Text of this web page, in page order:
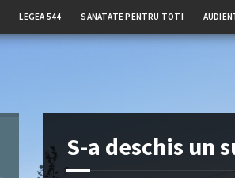
LEGEA 544 SANATATE PENTRU TOTI
S-a deschis un